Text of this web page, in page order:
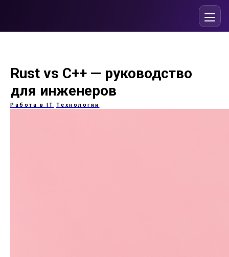
Rust vs C++ — руководство
для инженеров
Работа в IT Технологии